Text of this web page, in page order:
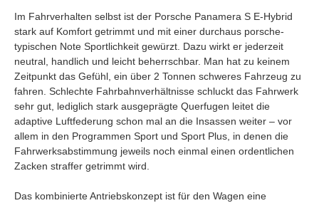
Im Fahrverhalten selbst ist der Porsche Panamera S E-Hybrid
stark auf Komfort getrimmt und mit einer durchaus porsche-
typischen Note Sportlichkeit gewürzt. Dazu wirkt er jederzeit
neutral, handlich und leicht beherrschbar. Man hat zu keinem
Zeitpunkt das Gefühl, ein über 2 Tonnen schweres Fahrzeug zu
fahren. Schlechte Fahrbahnverhältnisse schluckt das Fahrwerk
sehr gut, lediglich stark ausgeprägte Querfugen leitet die
adaptive Luftfederung schon mal an die Insassen weiter – vor
allem in den Programmen Sport und Sport Plus, in denen die
Fahrwerksabstimmung jeweils noch einmal einen ordentlichen
Zacken straffer getrimmt wird.
Das kombinierte Antriebskonzept ist für den Wagen eine